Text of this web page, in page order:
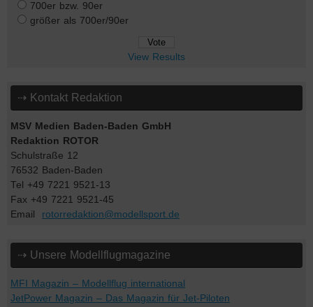
700er bzw. 90er
größer als 700er/90er
View Results
⇢ Kontakt Redaktion
MSV Medien Baden-Baden GmbH
Redaktion ROTOR
Schulstraße 12
76532 Baden-Baden
Tel +49 7221 9521-13
Fax +49 7221 9521-45
Email rotorredaktion@modellsport.de
⇢ Unsere Modellflugmagazine
MFI Magazin – Modellflug international
JetPower Magazin – Das Magazin für Jet-Piloten